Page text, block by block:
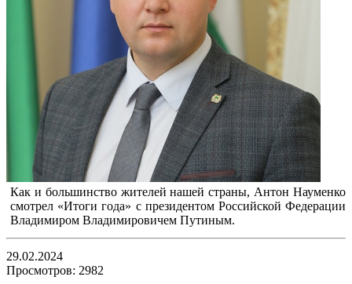
Как и большинство жителей нашей страны, Антон Науменко
смотрел «Итоги года» с президентом Российской Федерации
Владимиром Владимировичем Путиным.
29.02.2024
Просмотров: 2982